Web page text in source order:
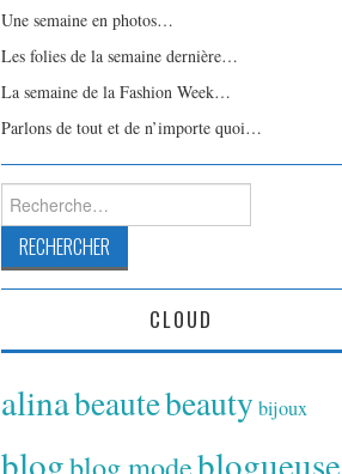
Une semaine en photos…
Les folies de la semaine dernière…
La semaine de la Fashion Week…
Parlons de tout et de n’importe quoi…
Rechercher :
CLOUD
alinabeautebeauty bijoux
blog blogueuse